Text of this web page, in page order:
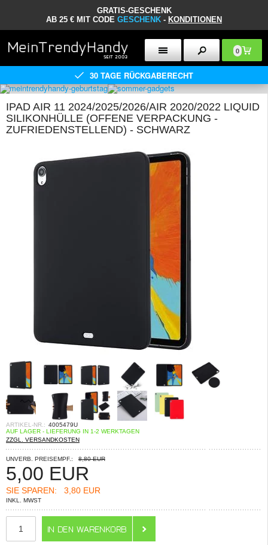
GRATIS-GESCHENK
AB 25 € MIT CODE GESCHENK - KONDITIONEN
0
30 TAGE RÜCKGABERECHT
IPAD AIR 11 2024/2025/2026/AIR 2020/2022 LIQUID
SILIKONHÜLLE (OFFENE VERPACKUNG -
ZUFRIEDENSTELLEND) - SCHWARZ
ARTIKEL-NR.: 4005479U
AUF LAGER - LIEFERUNG IN 1-2 WERKTAGEN
ZZGL. VERSANDKOSTEN
UNVERB. PREISEMPF.: 8,80 EUR
5,00 EUR
SIE SPAREN: 3,80 EUR
INKL. MWST